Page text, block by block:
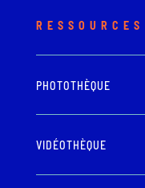
RESSOURCES
PHOTOTHÈQUE
VIDÉOTHÈQUE